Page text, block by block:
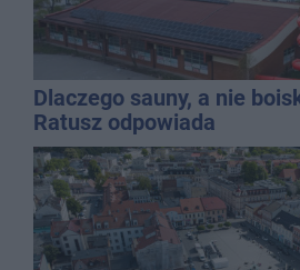
Dlaczego sauny, a nie
Ratusz odpowiada